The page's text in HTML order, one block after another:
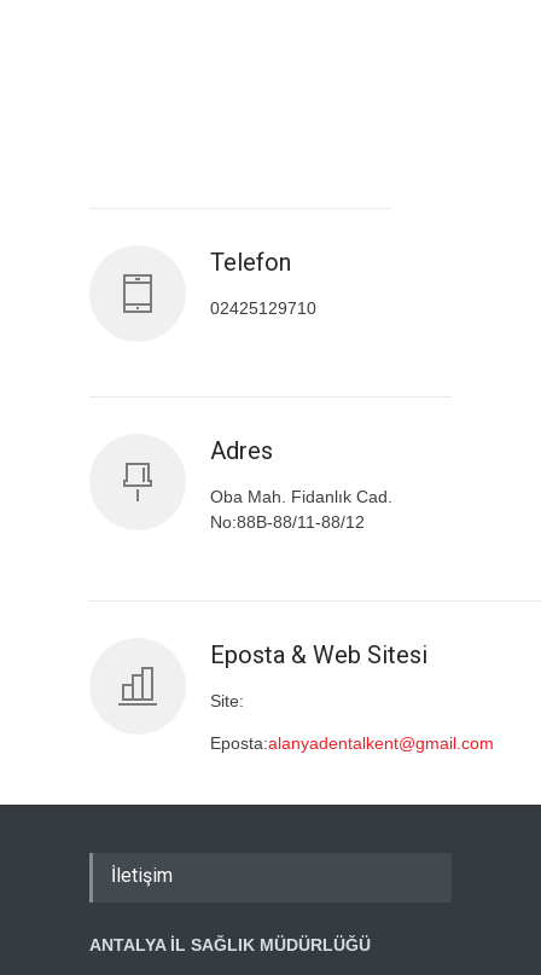
Telefon
02425129710
Adres
Oba Mah. Fidanlık Cad.
No:88B-88/11-88/12
Eposta & Web Sitesi
Site:
Eposta:alanyadentalkent@gmail.com
İletişim
ANTALYA İL SAĞLIK MÜDÜRLÜĞÜ